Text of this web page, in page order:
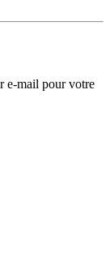
e-mail pour votre